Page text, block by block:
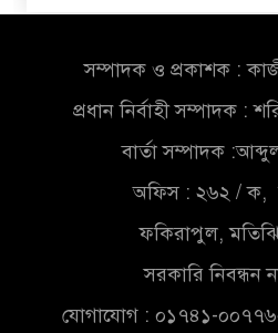
সম্পাদক ও প্রকাশক :
প্রধান নির্বাহী সম্পাদক :
বার্তা সম্পাদক
অফিস : ২৬২ / ক,
ফকিরাপুল,
সরকারি নিবন্ধন
যোগাযোগ : ০১৭৪১-